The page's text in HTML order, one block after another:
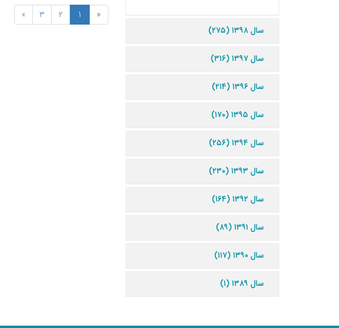
«
1
2
3
»
سال ۱۳۹۸ (۲۷۵)
سال ۱۳۹۷ (۳۱۶)
سال ۱۳۹۶ (۲۱۴)
سال ۱۳۹۵ (۱۷۰)
سال ۱۳۹۴ (۲۵۶)
سال ۱۳۹۳ (۲۳۰)
سال ۱۳۹۲ (۱۶۴)
سال ۱۳۹۱ (۸۹)
سال ۱۳۹۰ (۱۱۷)
سال ۱۳۸۹ (۱)